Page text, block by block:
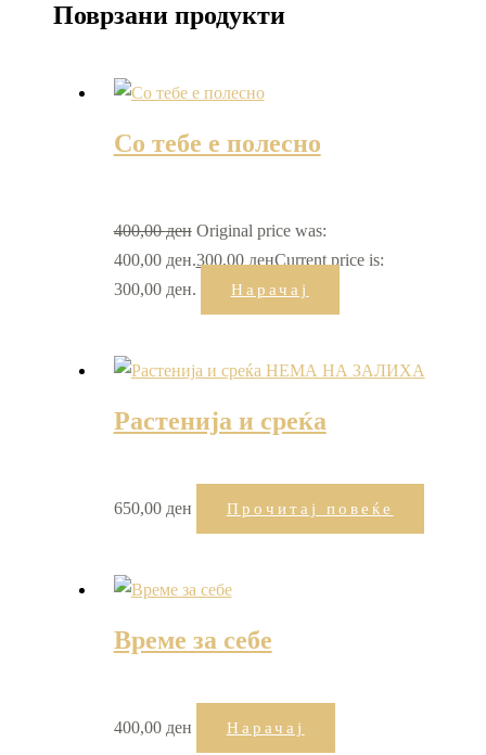
Поврзани продукти
Со тебе е полесно
400,00ден Original price was:
400,00 ден.300,00 денCurrent price is:
300,00 ден.
Нарачај
НЕМА НА ЗАЛИХА
Растенија и среќа
650,00 ден Прочитај повеќе
Време за себе
400,00 ден Нарачај